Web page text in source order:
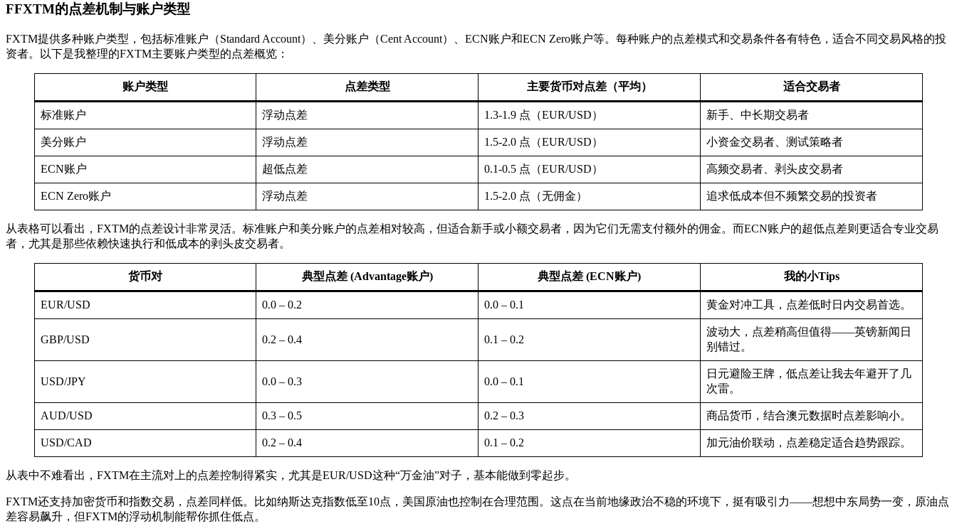
FFXTM的点差机制与账户类型
FXTM提供多种账户类型，包括标准账户（Standard Account）、美分账户（Cent Account）、ECN账户和ECN Zero账户等。每种账户的点差模式和交易条件各有特色，适合不同交易风格的投
资者。以下是我整理的FXTM主要账户类型的点差概览：
账户类型 点差类型 主要货币对点差（平均） 适合交易者
标准账户 浮动点差 1.3-1.9 点（EUR/USD） 新手、中长期交易者
美分账户 浮动点差 1.5-2.0 点（EUR/USD） 小资金交易者、测试策略者
ECN账户 超低点差 0.1-0.5 点（EUR/USD） 高频交易者、剥头皮交易者
ECN Zero账户 浮动点差 1.5-2.0 点（无佣金） 追求低成本但不频繁交易的投资者
从表格可以看出，FXTM的点差设计非常灵活。标准账户和美分账户的点差相对较高，但适合新手或小额交易者，因为它们无需支付额外的佣金。而ECN账户的超低点差则更适合专业交易
者，尤其是那些依赖快速执行和低成本的剥头皮交易者。
货币对 典型点差 (Advantage账户) 典型点差 (ECN账户) 我的小Tips
EUR/USD 0.0 – 0.2 0.0 – 0.1 黄金对冲工具，点差低时日内交易首选。
GBP/USD 0.2 – 0.4 0.1 – 0.2
波动大，点差稍高但值得——英镑新闻日
别错过。
USD/JPY 0.0 – 0.3 0.0 – 0.1
日元避险王牌，低点差让我去年避开了几
次雷。
AUD/USD 0.3 – 0.5 0.2 – 0.3 商品货币，结合澳元数据时点差影响小。
USD/CAD 0.2 – 0.4 0.1 – 0.2 加元油价联动，点差稳定适合趋势跟踪。
从表中不难看出，FXTM在主流对上的点差控制得紧实，尤其是EUR/USD这种“万金油”对子，基本能做到零起步。
FXTM还支持加密货币和指数交易，点差同样低。比如纳斯达克指数低至10点，美国原油也控制在合理范围。这点在当前地缘政治不稳的环境下，挺有吸引力——想想中东局势一变，原油点
差容易飙升，但FXTM的浮动机制能帮你抓住低点。